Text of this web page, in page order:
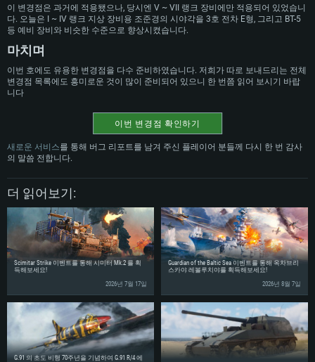
GeForce GT 660. 최소 사양 해상도: 720p
네트워크: 브로드밴드 인터넷
여유 저장 공간: 22.1 GB (최소 클라이언트)
권장 사양
운영체제: Windows 10/11 (64 bit)
프로세서: Intel Core i5 또는 Ryzen 5 3600 이상
그래픽 카드: DirectX 11 이상을 지원하는 Nvidia GeForce 1060, 또는 AMD RX
570 혹은 그 이상
네트워크: 브로드밴드 인터넷
여유 저장 공간: 62.2 GB (전체 클라이언트)
능을 가지는 Mac 버전의 AMD/Nvidia. 최소 해상도: 720p
네트워크: 브로드밴드 인터넷
여유 저장 공간: 22.1 GB (최소 클라이언트)
권장 사양
운영체제: Mac OS Big Sur 11.0
프로세서: Core i7 (Intel Xeon 은 지원하지 않습니다)
그래픽 카드: Metal을 지원하는 Radeon Vega II 이상
여유 저장 공간: 62.2 GB (전체 클라이언트)
660 (6개월 미만) 혹은 그와 동급의 성능을 가지며 최신 그래픽 드라이버를 지
원하는 AMD (6개월 미만; 최소사양 지원 해상도 720p)
네트워크: 브로드밴드 인터넷
여유 저장 공간: 22.1 GB (최소 클라이언트)
권장 사양
메모리: 16 GB
그래픽 카드: Vulkan 을 지원하고, 최신 그래픽 드라이버를 지원하는 NVIDIA
지원하는 AMD RX 570 (6개월 미만; 최소사양 지원 해상도 720p) 이상
네트워크: 브로드밴드 인터넷
여유 저장 공간: 62.2 GB (전체 클라이언트)
이 변경점은 과거에 적용됐으나, 당시엔 V ~ VII 랭크 장비에만 적용되어 있었습니
다. 오늘은 I ~ IV 랭크 지상 장비용 조준경의 시야각을 3호 전차 E형, 그리고 BT-5
등 예비 장비와 비슷한 수준으로 향상시켰습니다.
마치며
이번 호에도 유용한 변경점을 다수 준비하였습니다. 저희가 따로 보내드리는 전체
변경점 목록에도 흥미로운 것이 많이 준비되어 있으니 한 번쯤 읽어 보시기 바랍
니다
이번 변경점 확인하기
새로운 서비스를 통해 버그 리포트를 남겨 주신 플레이어 분들께 다시 한 번 감사
의 말씀 전합니다.
더 읽어보기:
Scimitar Strike 이벤트를 통해 시미터 Mk.2 를 획
득해보세요!
2026년 7월 17일
Guardian of the Baltic Sea 이벤트를 통해 옥차브리
스카야 레볼루치야를 획득해보세요!
2026년 8월 7일
G.91 의 초도 비행 70주년을 기념하여 G.91 R/4 에